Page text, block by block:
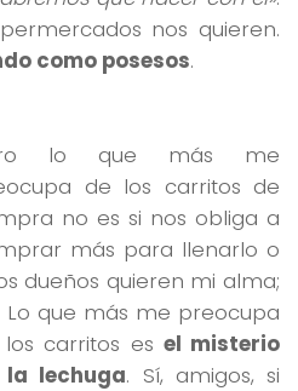
nos quieren.
como posesos.
lo que más me
de los carritos de
no es si nos obliga a
más para llenarlo o
dueños quieren mi alma;
Lo que más me preocupa
carritos es el misterio
la lechuga. Sí, amigos, si